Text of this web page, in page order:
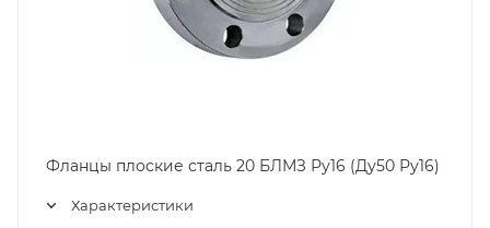
Фланцы плоские сталь 20 БЛМЗ Ру16 (Ду50 Ру16)
Характеристики